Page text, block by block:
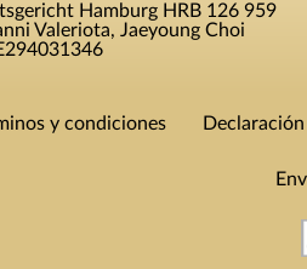
Hamburg HRB 126 959
Valeriota, Jaeyoung Choi
y condiciones